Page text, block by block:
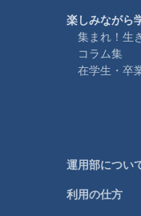
楽しみながら
集まれ！生
コラム集
在学生・卒
運用部につい
利用の仕方